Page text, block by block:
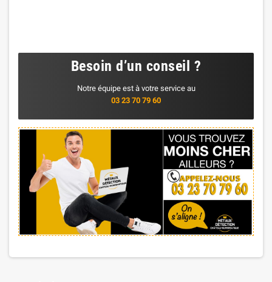
Besoin d’un conseil ?
Notre équipe est à votre service au
03 23 70 79 60